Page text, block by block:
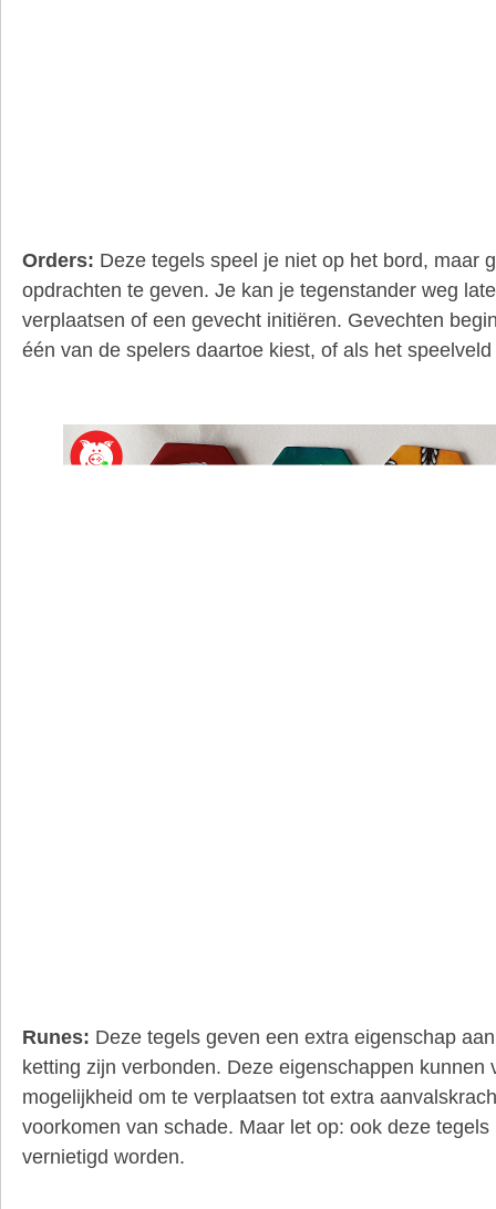
Orders: Deze tegels speel je niet op het bord, maar
opdrachten te geven. Je kan je tegenstander weg
verplaatsen of een gevecht initiëren. Gevechten
één van de spelers daartoe kiest, of als het
Runes: Deze tegels geven een extra eigenschap
ketting zijn verbonden. Deze eigenschappen kunnen
mogelijkheid om te verplaatsen tot extra
voorkomen van schade. Maar let op: ook deze
vernietigd worden.